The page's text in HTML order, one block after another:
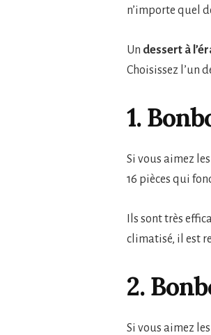
n’importe quel
Un dessert à
Choisissez l’un
1.
Si vous aimez
16 pièces qui
Ils sont très
climatisé, il est
2.
Si vous aimez